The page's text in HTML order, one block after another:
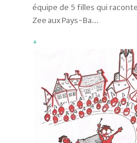
équipe de 5 filles qui
Zee aux Pays-Ba...
+